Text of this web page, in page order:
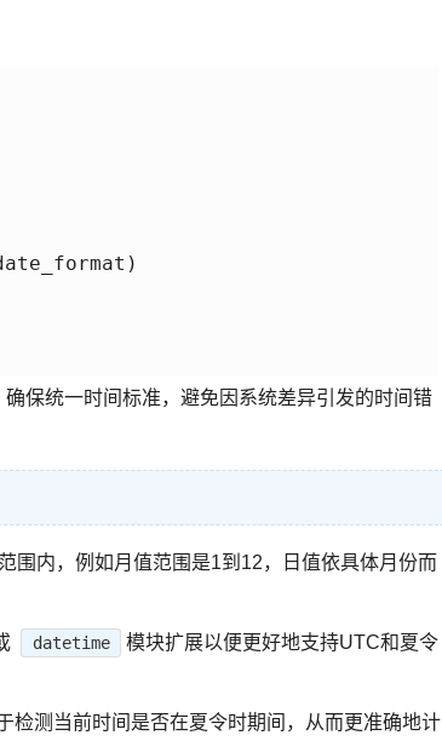
保统一时间标准，避免因系统差异引发的时间错
围内，例如月值范围是1到12，日值依具体月份而
datetime
模块扩展以便更好地支持UTC和夏令
检测当前时间是否在夏令时期间，从而更准确地计